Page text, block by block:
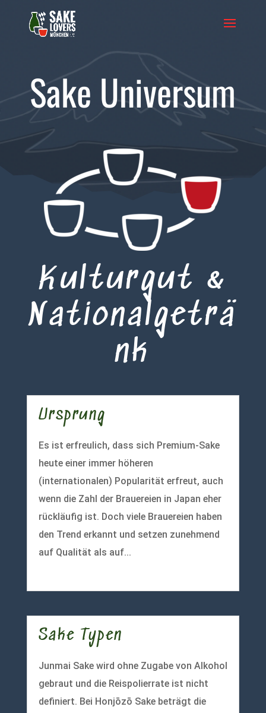
Sake Universum
Kulturgut &
Nationalgeträ
nk
Ursprung
Es ist erfreulich, dass sich Premium-Sake
heute einer immer höheren
(internationalen) Popularität erfreut, auch
wenn die Zahl der Brauereien in Japan eher
rückläufig ist. Doch viele Brauereien haben
den Trend erkannt und setzen zunehmend
auf Qualität als auf...
Sake Typen
Junmai Sake wird ohne Zugabe von Alkohol
gebraut und die Reispolierrate ist nicht
definiert. Bei Honjōzō Sake beträgt die